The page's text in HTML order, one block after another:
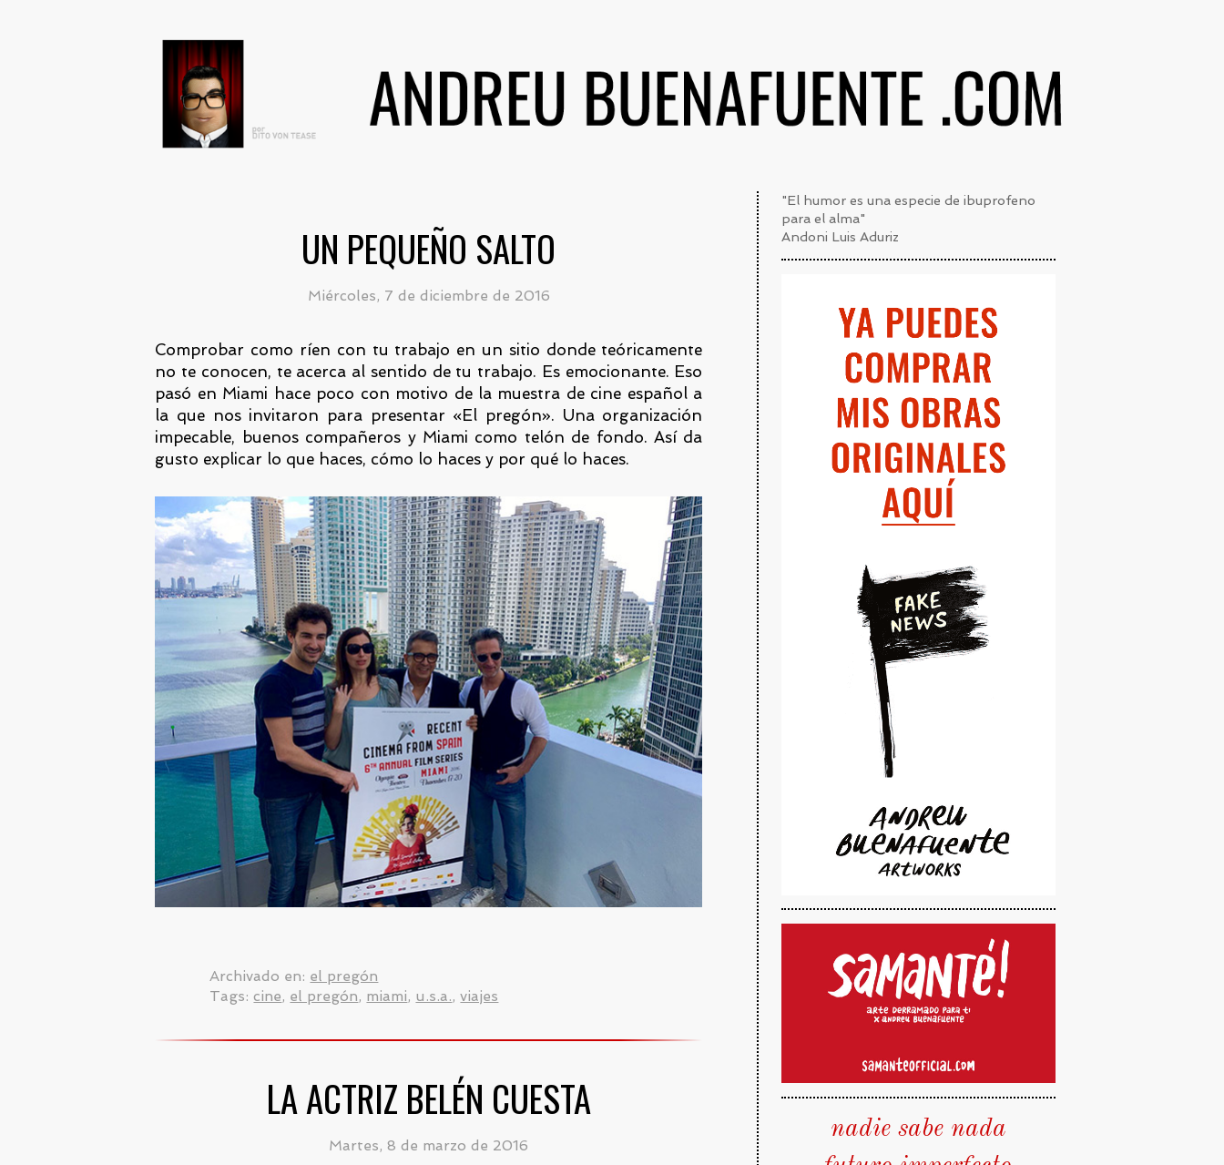
UN PEQUEÑO SALTO
Miércoles, 7 de diciembre de 2016
Comprobar como ríen con tu trabajo en un sitio donde teóricamente
no te conocen, te acerca al sentido de tu trabajo. Es emocionante. Eso
pasó en Miami hace poco con motivo de la muestra de cine español a
la que nos invitaron para presentar «El pregón». Una organización
impecable, buenos compañeros y Miami como telón de fondo. Así da
gusto explicar lo que haces, cómo lo haces y por qué lo haces.
Archivado en: el pregón
Tags:cine, el pregón, miami, u.s.a.,viajes
LA ACTRIZ BELÉN CUESTA
Martes, 8 de marzo de 2016
"El humor es una especie de ibuprofeno
para el alma"
Andoni Luis Aduriz
nadie sabe nada